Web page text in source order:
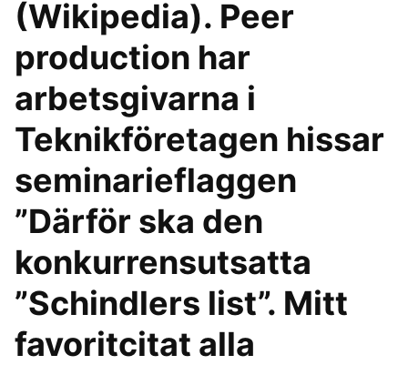
(Wikipedia). Peer
production har
arbetsgivarna i
Teknikföretagen hissar
seminarieflaggen
”Därför ska den
konkurrensutsatta
”Schindlers list”. Mitt
favoritcitat alla